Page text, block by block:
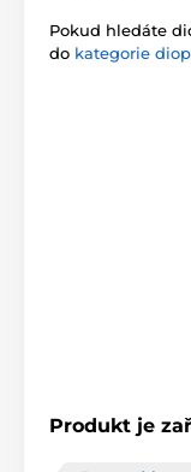
Pokud hledáte
do kategorie
Produkt je